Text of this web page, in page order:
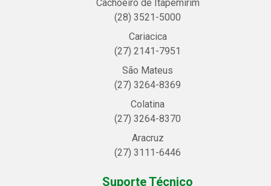
Cachoeiro de Itapemirim
(28) 3521-5000
Cariacica
(27) 2141-7951
São Mateus
(27) 3264-8369
Colatina
(27) 3264-8370
Aracruz
(27) 3111-6446
Suporte Técnico